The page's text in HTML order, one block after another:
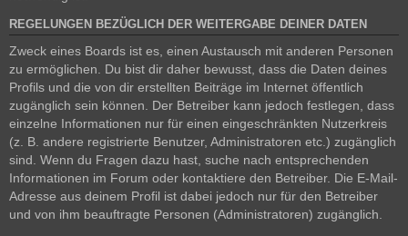
REGELUNGEN BEZÜGLICH DER WEITERGABE DEINER DATEN
Zweck eines Boards ist es, einen Austausch mit anderen Personen
zu ermöglichen. Du bist dir daher bewusst, dass die Daten deines
Profils und die von dir erstellten Beiträge im Internet öffentlich
zugänglich sein können. Der Betreiber kann jedoch festlegen, dass
einzelne Informationen nur für einen eingeschränkten Nutzerkreis
(z. B. andere registrierte Benutzer, Administratoren etc.) zugänglich
sind. Wenn du Fragen dazu hast, suche nach entsprechenden
Informationen im Forum oder kontaktiere den Betreiber. Die E-Mail-
Adresse aus deinem Profil ist dabei jedoch nur für den Betreiber
und von ihm beauftragte Personen (Administratoren) zugänglich.